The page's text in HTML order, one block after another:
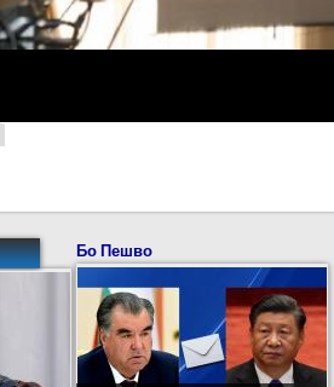
Бо Пешво